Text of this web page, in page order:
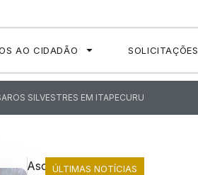
AO CIDADÃO SOLICITAÇÕES
SILVESTRES EM ITAPECURU
AscomÚLTIMAS NOTÍCIAS